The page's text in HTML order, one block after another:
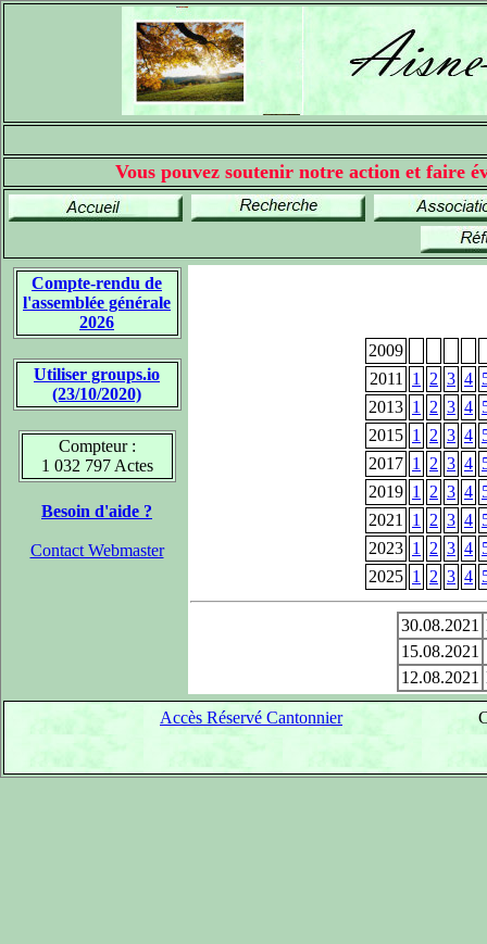
Vous pouvez soutenir notre action et faire
Compte-rendu de
l'assemblée générale
2026
Utiliser groups.io
(23/10/2020)
Compteur :
1 032 797 Actes
Besoin d'aide ?
Contact Webmaster
2009
2011
1 2 3 4
2013 1 2 3 4
2015 1 2 3 4
2017 1 2 3 4
2019 1 2 3 4
2021
1 2 3 4
2023 1 2 3 4
2025 1 2 3 4
30.08.2021
15.08.2021
12.08.2021
Accès Réservé Cantonnier